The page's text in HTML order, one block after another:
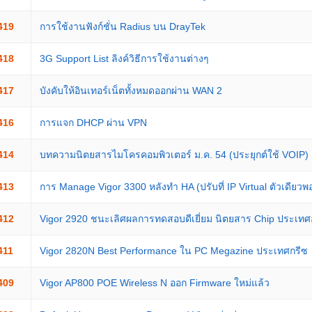
การใช้งานฟังก์ชั่น Radius บน DrayTek
3G Support List ลิงค์วิธีการใช้งานต่างๆ
บังคับให้อินเทอร์เน็ตทั้งหมดออกผ่าน WAN 2
การแจก DHCP ผ่าน VPN
บทความนิตยสารไมโครคอมพิวเตอร์ ม.ค. 54 (ประยุกต์ใช้ VOIP)
การ Manage Vigor 3300 หลังทำ HA (ปรับที่ IP Virtual ตัวเดียว
Vigor 2920 ชนะเลิศผลการทดสอบดีเยี่ยม นิตยสาร Chip ประเทศ
Vigor 2820N Best Performance ใน PC Megazine ประเทศกรีซ
Vigor AP800 POE Wireless N ออก Firmware ใหม่แล้ว